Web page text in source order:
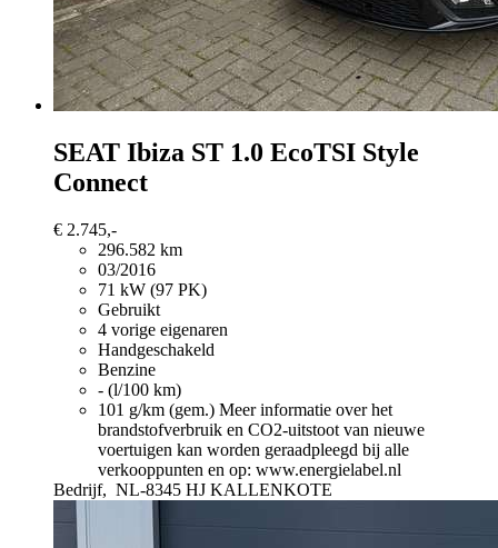
SEAT Ibiza ST 1.0 EcoTSI Style
Connect
€ 2.745,-
296.582 km
03/2016
71 kW (97 PK)
Gebruikt
4 vorige eigenaren
Handgeschakeld
Benzine
- (l/100 km)
101 g/km (gem.) Meer informatie over het
brandstofverbruik en CO2-uitstoot van nieuwe
voertuigen kan worden geraadpleegd bij alle
verkooppunten en op: www.energielabel.nl
Bedrijf, NL-8345 HJ KALLENKOTE